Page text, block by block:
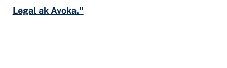
Legal ak Avoka."